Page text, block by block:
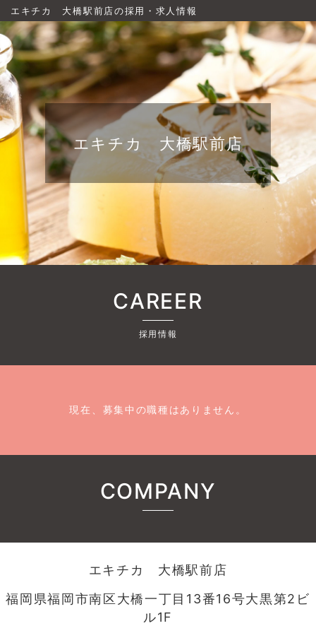
エキチカ 大橋駅前店の採用・求人情報
エキチカ 大橋駅前店
CAREER
採用情報
現在、募集中の職種はありません。
COMPANY
エキチカ 大橋駅前店
福岡県福岡市南区大橋一丁目13番16号大黒第2ビ
ル1F